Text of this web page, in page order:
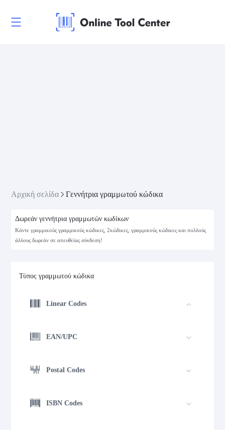
Αρχική σελίδα Γεννήτρια γραμμωτού κώδικα
Δωρεάν γεννήτρια γραμμωτών κωδίκων
Κάντε γραμμικούς γραμμικούς κώδικες, 2κώδικες, γραμμικούς κώδικες και πολλούς
άλλους δωρεάν σε απευθείας σύνδεση!
Τύπος γραμμωτού κώδικα
Linear Codes
EAN/UPC
Postal Codes
ISBN Codes